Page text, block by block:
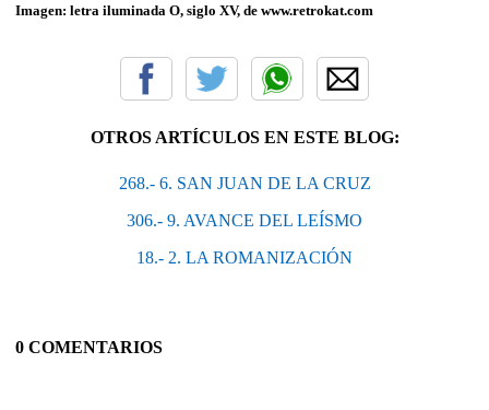
Imagen: letra iluminada O, siglo XV, de www.retrokat.com
OTROS ARTÍCULOS EN ESTE BLOG:
268.- 6. SAN JUAN DE LA CRUZ
306.- 9. AVANCE DEL LEÍSMO
18.- 2. LA ROMANIZACIÓN
0 COMENTARIOS